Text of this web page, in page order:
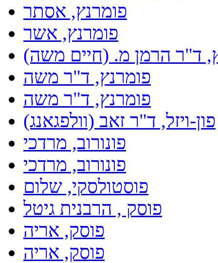
פומרנץ, אסתר
פומרנץ, אשר
ד"ר הרמן מ. (חיים משה)
פומרנץ, ד"ר משה
פומרנץ, ד"ר משה
פון-ויזל, ד"ר זאב (וולפגאנג)
פונורוב, מרדכי
פונורוב, מרדכי
פוסטולסקי, שלום
פוסק , הרבנית גיטל
פוסק, אריה
פוסק, אריה